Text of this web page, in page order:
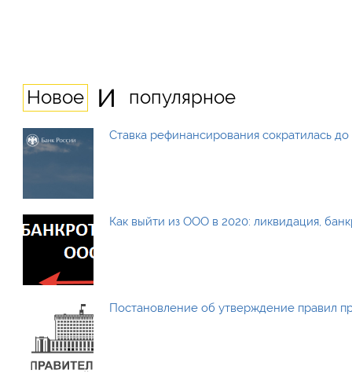
Новое и популярное
Ставка рефинансирования сократилась
Как выйти из ООО в 2020: ликвидация,
Постановление об утверждение правил